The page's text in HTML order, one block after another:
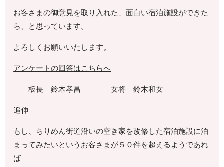
お客さまの御意見を取り入れた、面白い宿泊施設ができた
ら、と思っています。
よろしくお願いいたします。
アンケートの回答はこちらへ
板長 鈴木孝昌 女将 鈴木和女
追伸
もし、ちりめん街道沿いの空き家を改修した宿泊施設に泊
まってみたいというお客さまが５０件を超えるようであれ
ば